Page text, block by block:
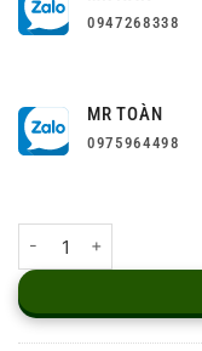
0947268338
MR TOÀN
0975964498